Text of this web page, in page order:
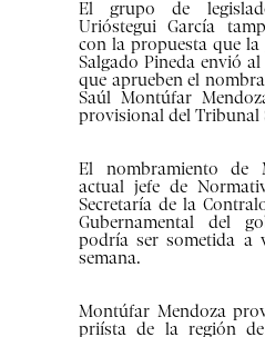
El grupo de
Urióstegui García
con la propuesta que la
Salgado Pineda envió
que aprueben el
Saúl Montúfar
provisional del Tribunal
El nombramiento de
actual jefe de
Secretaría de la
Gubernamental del
podría ser sometida a
semana.
Montúfar Mendoza
priísta de la región de